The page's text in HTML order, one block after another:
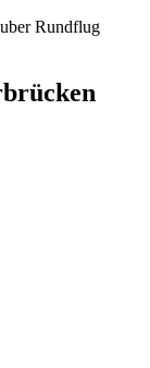
Rundflug